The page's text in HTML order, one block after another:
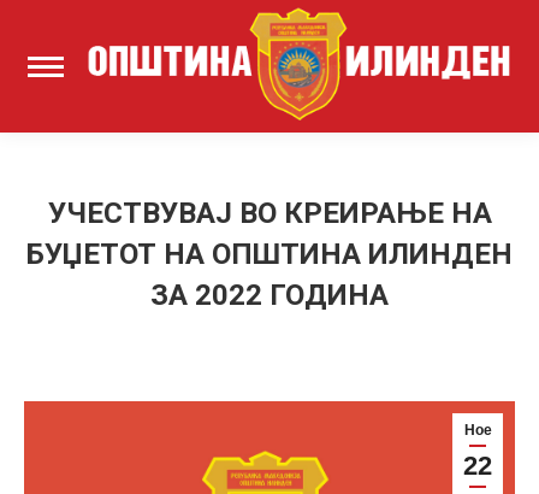
УЧЕСТВУВАЈ ВО КРЕИРАЊЕ НА
БУЏЕТОТ НА ОПШТИНА ИЛИНДЕН
ЗА 2022 ГОДИНА
Ное
22